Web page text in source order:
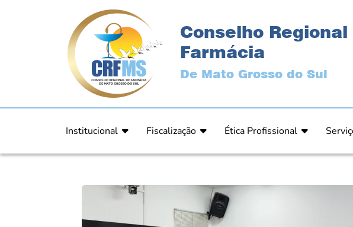
Conselho Regional
Farmácia
De Mato Grosso do Sul
Institucional
Estrutura
Plenário
Fiscalização
Orientação
Processos Fiscais
Relatórios
Ética Profissional
Comunicado de Julgamento
Resultado de Julgamento /
Relatório Comissão de Ética